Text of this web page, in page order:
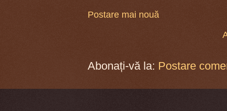
Postare mai nouă
Abonați-vă la: Postare